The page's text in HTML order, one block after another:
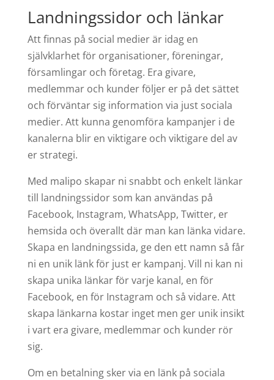
Landningssidor och länkar
Att finnas på social medier är idag en
självklarhet för organisationer, föreningar,
församlingar och företag. Era givare,
medlemmar och kunder följer er på det sättet
och förväntar sig information via just sociala
medier. Att kunna genomföra kampanjer i de
kanalerna blir en viktigare och viktigare del av
er strategi.
Med malipo skapar ni snabbt och enkelt länkar
till landningssidor som kan användas på
Facebook, Instagram, WhatsApp, Twitter, er
hemsida och överallt där man kan länka vidare.
Skapa en landningssida, ge den ett namn så får
ni en unik länk för just er kampanj. Vill ni kan ni
skapa unika länkar för varje kanal, en för
Facebook, en för Instagram och så vidare. Att
skapa länkarna kostar inget men ger unik insikt
i vart era givare, medlemmar och kunder rör
sig.
Om en betalning sker via en länk på sociala